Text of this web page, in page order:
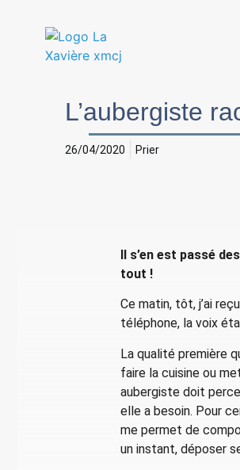
L’aubergiste
26/04/2020 Prier
Il s’en est passé
tout !
Ce matin, tôt, j’ai
téléphone, la voix
La qualité première
faire la cuisine ou
aubergiste doit
elle a besoin. Pour
me permet de
un instant, déposer